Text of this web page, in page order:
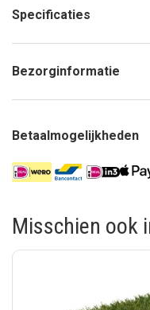
Specificaties
Bezorginformatie
Betaalmogelijkheden
Misschien ook